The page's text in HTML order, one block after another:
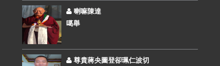
喇嘛陳達
噶舉
尊貴蔣央圖登卻珮仁波切